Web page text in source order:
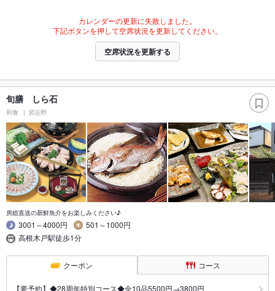
カレンダーの更新に失敗しました。
下記ボタンを押して空席状況を更新してください。
空席状況を更新する
旬膳 しら石
和食 習志野
房総直送の新鮮魚介をお楽しみください♪
3001～4000円
501～1000円
高根木戸駅徒歩1分
クーポン コース
【要予約】◆28周年特別コース◆全10品5500円→3800円